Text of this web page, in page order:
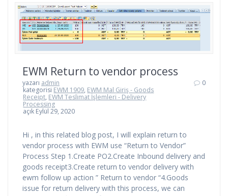
EWM Return to vendor process
yazarı admin
kategorisi EWM 1909, EWM Mal Giriş - Goods
Receipt, EWM Teslimat İşlemleri - Delivery
Processing
açık Eylül 29, 2020
0
Hi , in this related blog post, I will explain return to
vendor process with EWM use “Return to Vendor”
Process Step 1.Create PO2.Create Inbound delivery and
goods receipt3.Create return to vendor delivery with
ewm follow up action ” Return to vendor “4.Goods
issue for return delivery with this process, we can